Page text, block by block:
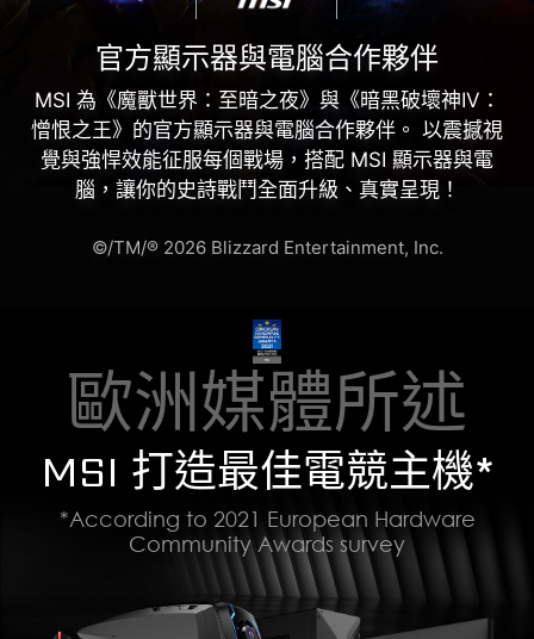
官方顯示器與電腦合作夥伴
MSI 為《魔獸世界：至暗之夜》與《暗黑破壞神IV：
憎恨之王》的官方顯示器與電腦合作夥伴。 以震撼視
覺與強悍效能征服每個戰場，搭配 MSI 顯示器與電
腦，讓你的史詩戰鬥全面升級、真實呈現！
©/TM/® 2026 Blizzard Entertainment, Inc.
歐洲媒體所述
MSI 打造最佳電競主機*
*According to 2021 European Hardware
Community Awards survey